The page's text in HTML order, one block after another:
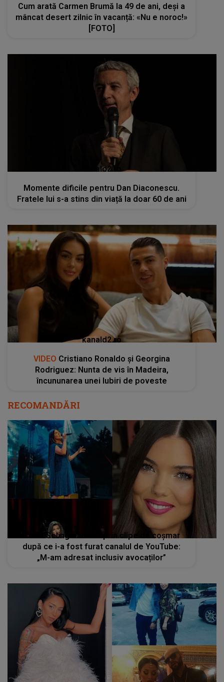
Cum arată Carmen Brumă la 49 de ani, deși a
mâncat desert zilnic în vacanță: «Nu e noroc!»
[FOTO]
kanald2.ro
Momente dificile pentru Dan Diaconescu.
Fratele lui s-a stins din viață la doar 60 de ani
kanald2.ro
VIDEO Cristiano Ronaldo și Georgina
Rodriguez: Nunta de vis în Madeira,
încununarea unei Iubiri de poveste
RECOMANDĂRI
Paula Seling a trecut prin clipe de coșmar
după ce i-a fost furat canalul de YouTube:
„M-am adresat inclusiv avocaților”